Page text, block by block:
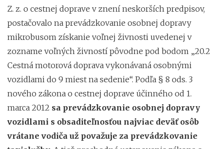
Z. z. o cestnej doprave v znení neskorších predpisov,
postačovalo na prevádzkovanie osobnej dopravy
mikrobusom získanie voľnej živnosti uvedenej v
zozname voľných živností pôvodne pod bodom „20.2
Cestná motorová doprava vykonávaná osobnými
vozidlami do 9 miest na sedenie“. Podľa § 8 ods. 3
nového zákona o cestnej doprave účinného od 1.
marca 2012 sa prevádzkovanie osobnej dopravy
vozidlami s obsaditeľnosťou najviac deväť osôb
vrátane vodiča už považuje za prevádzkovanie